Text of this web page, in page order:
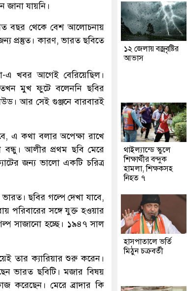
যায়নি।
গত বছর থেকে বেশ আলোচনায়
প্রস্তুত। কারণ, ভারত ছবিতে
এ খবর আগেই বেরিয়েছিল।
তখন মুখ ফুটে বলেননি ছবির
আর সেই গুঞ্জনে বারবারই
এ কথা বলার অপেক্ষা রাখে
আলীর প্রথম ছবি মেরে
জন্য ভালো একটি চরিত্র
ছবির গল্পে দেখা যাবে,
পরিবারের সঙ্গে যুক্ত হওয়ার
সাজানো হচ্ছে। ১৯৪৭ সাল
তার ক্যারিয়ার শুরু করেন।
ভারত ছবিটি। মজার বিষয়
মেরে ব্রাদার কি
১২ জেলায় বজ্রবৃষ্টির
আভাস
থাইল্যান্ডে স্কুলে
শিক্ষার্থীর বন্দুক
হামলা, শিক্ষকসহ
নিহত ৭
হাসপাতালে ভর্তি
মিঠুন চক্রবর্তী